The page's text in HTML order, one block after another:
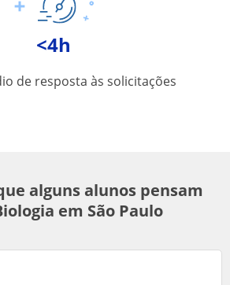
<4h
de resposta às solicitações
alguns alunos pensam
em São Paulo